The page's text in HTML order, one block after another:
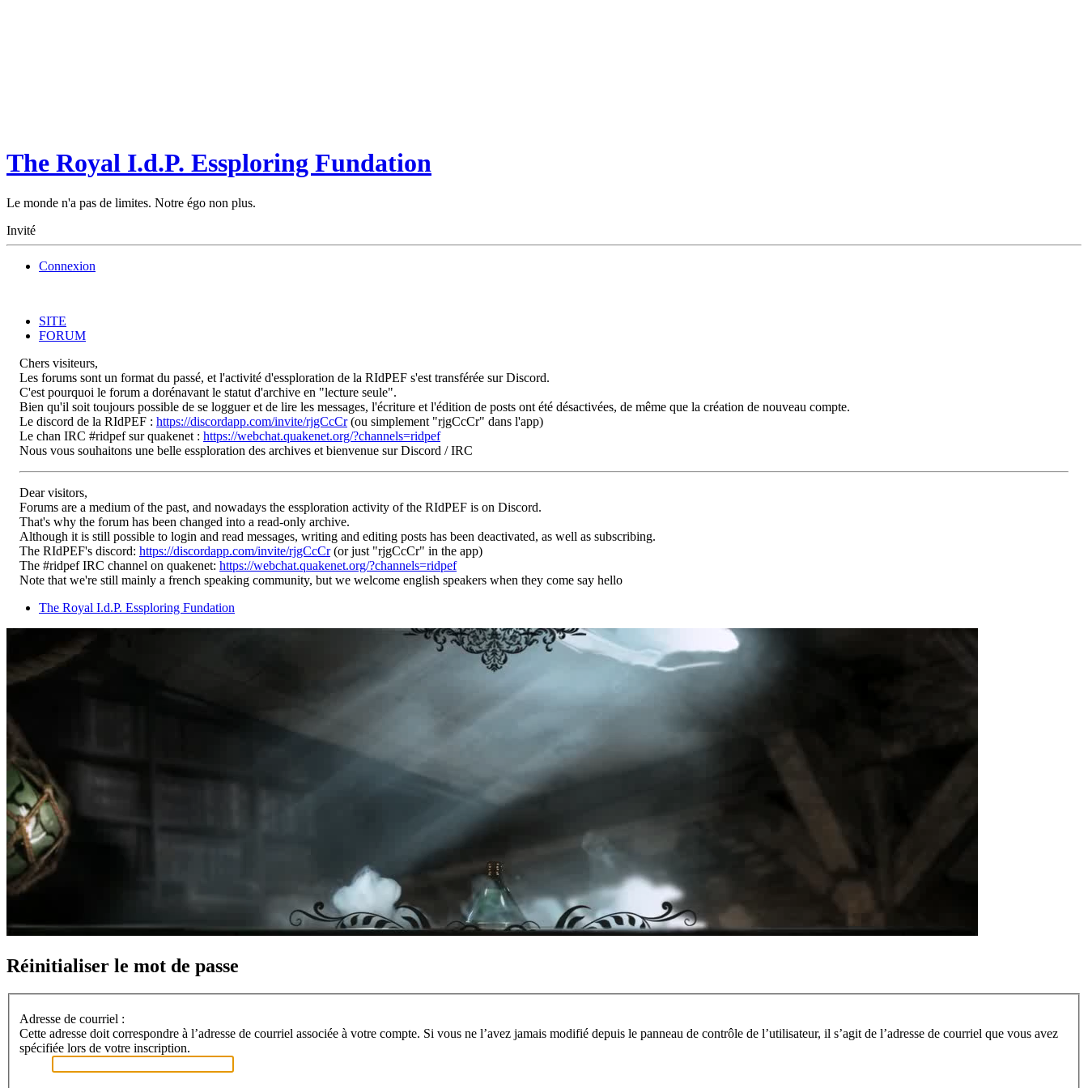
The Royal I.d.P. Essploring Fundation
Le monde n'a pas de limites. Notre égo non plus.
Invité
Connexion
SITE
FORUM
Chers visiteurs,
Les forums sont un format du passé, et l'activité d'essploration de la RIdPEF s'est transférée sur Discord.
C'est pourquoi le forum a dorénavant le statut d'archive en "lecture seule".
Bien qu'il soit toujours possible de se logguer et de lire les messages, l'écriture et l'édition de posts ont été désactivées, de même que la création de nouveau compte.
Le discord de la RIdPEF : https://discordapp.com/invite/rjgCcCr(ou simplement "rjgCcCr" dans l'app)
Le chan IRC #ridpef sur quakenet : https://webchat.quakenet.org/?channels=ridpef
Nous vous souhaitons une belle essploration des archives et bienvenue sur Discord / IRC
Dear visitors,
Forums are a medium of the past, and nowadays the essploration activity of the RIdPEF is on Discord.
That's why the forum has been changed into a read-only archive.
Although it is still possible to login and read messages, writing and editing posts has been deactivated, as well as subscribing.
The RIdPEF's discord: https://discordapp.com/invite/rjgCcCr(or just "rjgCcCr" in the app)
The #ridpef IRC channel on quakenet: https://webchat.quakenet.org/?channels=ridpef
Note that we're still mainly a french speaking community, but we welcome english speakers when they come say hello
The Royal I.d.P. Essploring Fundation
Réinitialiser le mot de passe
Adresse de courriel :
Cette adresse doit correspondre à l’adresse de courriel associée à votre compte. Si vous ne l’avez jamais modifié depuis le panneau de contrôle de l’utilisateur, il s’agit de l’adresse de courriel que vous avez
spécifiée lors de votre inscription.